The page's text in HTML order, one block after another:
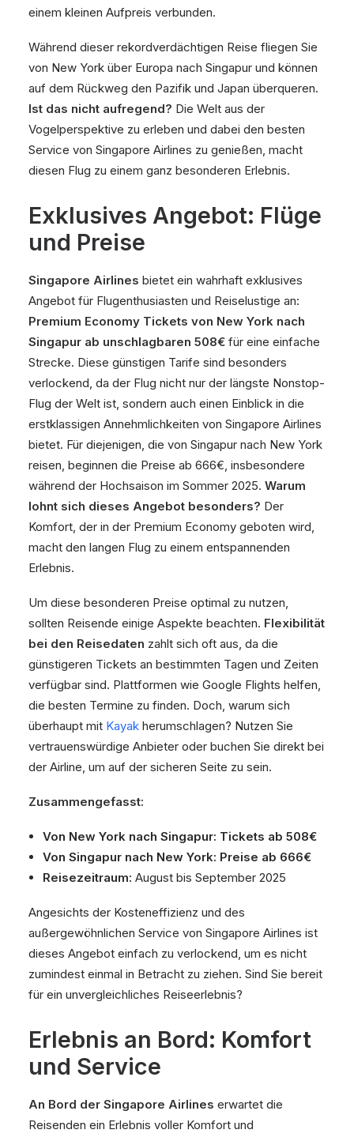
einem kleinen Aufpreis verbunden.
Während dieser rekordverdächtigen Reise fliegen Sie
von New York über Europa nach Singapur und können
auf dem Rückweg den Pazifik und Japan überqueren.
Ist das nicht aufregend? Die Welt aus der
Vogelperspektive zu erleben und dabei den besten
Service von Singapore Airlines zu genießen, macht
diesen Flug zu einem ganz besonderen Erlebnis.
Exklusives Angebot: Flüge
und Preise
Singapore Airlines bietet ein wahrhaft exklusives
Angebot für Flugenthusiasten und Reiselustige an:
Premium Economy Tickets von New York nach
Singapur ab unschlagbaren 508€ für eine einfache
Strecke. Diese günstigen Tarife sind besonders
verlockend, da der Flug nicht nur der längste Nonstop-
Flug der Welt ist, sondern auch einen Einblick in die
erstklassigen Annehmlichkeiten von Singapore Airlines
bietet. Für diejenigen, die von Singapur nach New York
reisen, beginnen die Preise ab 666€, insbesondere
während der Hochsaison im Sommer 2025. Warum
lohnt sich dieses Angebot besonders? Der
Komfort, der in der Premium Economy geboten wird,
macht den langen Flug zu einem entspannenden
Erlebnis.
Um diese besonderen Preise optimal zu nutzen,
sollten Reisende einige Aspekte beachten. Flexibilität
bei den Reisedaten zahlt sich oft aus, da die
günstigeren Tickets an bestimmten Tagen und Zeiten
verfügbar sind. Plattformen wie Google Flights helfen,
die besten Termine zu finden. Doch, warum sich
überhaupt mit Kayak herumschlagen? Nutzen Sie
vertrauenswürdige Anbieter oder buchen Sie direkt bei
der Airline, um auf der sicheren Seite zu sein.
Zusammengefasst:
Von New York nach Singapur: Tickets ab 508€
Von Singapur nach New York: Preise ab 666€
Reisezeitraum: August bis September 2025
Angesichts der Kosteneffizienz und des
außergewöhnlichen Service von Singapore Airlines ist
dieses Angebot einfach zu verlockend, um es nicht
zumindest einmal in Betracht zu ziehen. Sind Sie bereit
für ein unvergleichliches Reiseerlebnis?
Erlebnis an Bord: Komfort
und Service
An Bord der Singapore Airlines erwartet die
Reisenden ein Erlebnis voller Komfort und